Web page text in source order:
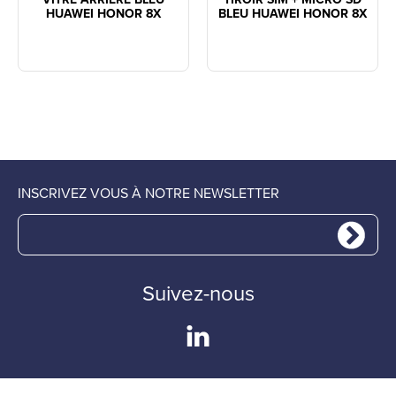
HUAWEI HONOR 8X
BLEU HUAWEI HONOR 8X
INSCRIVEZ VOUS À NOTRE NEWSLETTER
Suivez-nous